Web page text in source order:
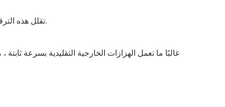
تقلل هذه الترقيات من معدلات الفشل ، وتمتد عمر المنتج ، وتقلل من تواتر الصيانة ، مما يجعلها مثالية للاستخدام اليومي والتركيبات طويلة الأجل.
غالبًا ما تعمل الهزازات الخارجية التقليدية بسرعة